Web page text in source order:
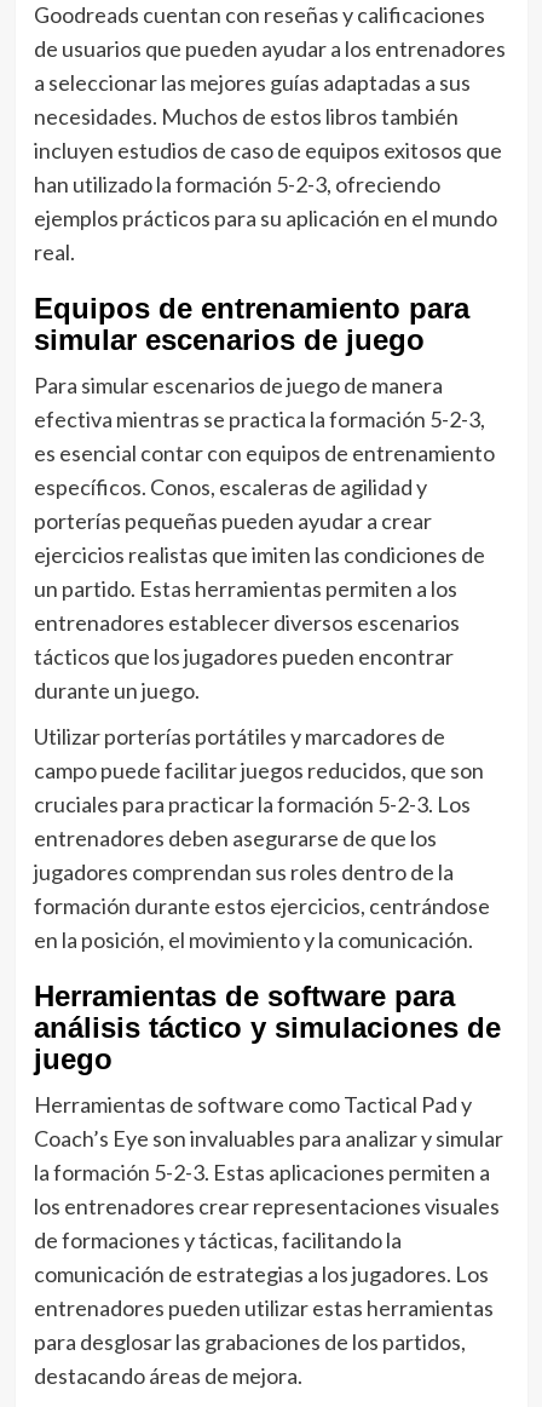
Goodreads cuentan con reseñas y calificaciones
de usuarios que pueden ayudar a los entrenadores
a seleccionar las mejores guías adaptadas a sus
necesidades. Muchos de estos libros también
incluyen estudios de caso de equipos exitosos que
han utilizado la formación 5-2-3, ofreciendo
ejemplos prácticos para su aplicación en el mundo
real.
Equipos de entrenamiento para
simular escenarios de juego
Para simular escenarios de juego de manera
efectiva mientras se practica la formación 5-2-3,
es esencial contar con equipos de entrenamiento
específicos. Conos, escaleras de agilidad y
porterías pequeñas pueden ayudar a crear
ejercicios realistas que imiten las condiciones de
un partido. Estas herramientas permiten a los
entrenadores establecer diversos escenarios
tácticos que los jugadores pueden encontrar
durante un juego.
Utilizar porterías portátiles y marcadores de
campo puede facilitar juegos reducidos, que son
cruciales para practicar la formación 5-2-3. Los
entrenadores deben asegurarse de que los
jugadores comprendan sus roles dentro de la
formación durante estos ejercicios, centrándose
en la posición, el movimiento y la comunicación.
Herramientas de software para
análisis táctico y simulaciones de
juego
Herramientas de software como Tactical Pad y
Coach’s Eye son invaluables para analizar y simular
la formación 5-2-3. Estas aplicaciones permiten a
los entrenadores crear representaciones visuales
de formaciones y tácticas, facilitando la
comunicación de estrategias a los jugadores. Los
entrenadores pueden utilizar estas herramientas
para desglosar las grabaciones de los partidos,
destacando áreas de mejora.